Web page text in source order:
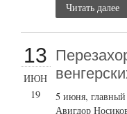
Читать далее
13
ИЮН
19
5 июня,
Авигдор